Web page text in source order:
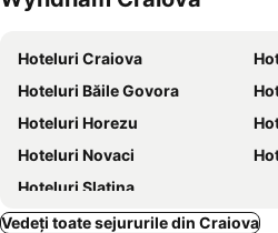
Hoteluri Craiova
Hoteluri Băile Govora
Hoteluri Horezu
Hoteluri Novaci
Hoteluri Slatina
Vedeți toate sejururile din Craiova